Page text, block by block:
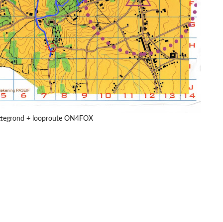
+ looproute ON4FOX